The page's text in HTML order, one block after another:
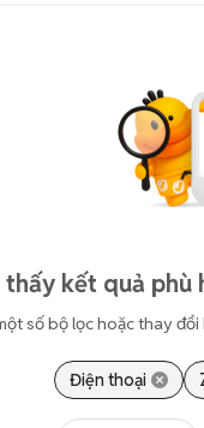
kết quả phù
số bộ lọc hoặc thay
Điện thoại